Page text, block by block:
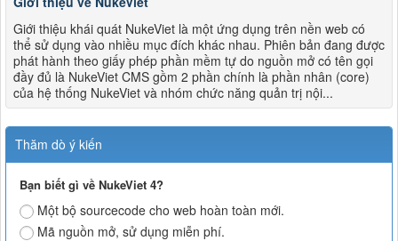
Giới thiệu khái quát NukeViet là một ứng dụng trên nền web có
thể sử dụng vào nhiều mục đích khác nhau. Phiên bản đang được
phát hành theo giấy phép phần mềm tự do nguồn mở có tên gọi
đầy đủ là NukeViet CMS gồm 2 phần chính là phần nhân (core)
của hệ thống NukeViet và nhóm chức năng quản trị nội...
Thăm dò ý kiến
Bạn biết gì về NukeViet 4?
Một bộ sourcecode cho web hoàn toàn mới.
Mã nguồn mở, sử dụng miễn phí.